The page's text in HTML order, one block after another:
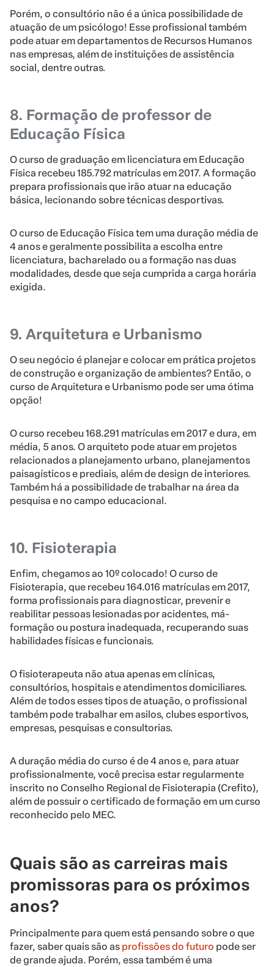
Porém, o consultório não é a única possibilidade de
atuação de um psicólogo! Esse profissional também
pode atuar em departamentos de Recursos Humanos
nas empresas, além de instituições de assistência
social, dentre outras.
8. Formação de professor de
Educação Física
O curso de graduação em licenciatura em Educação
Física recebeu 185.792 matrículas em 2017. A formação
prepara profissionais que irão atuar na educação
básica, lecionando sobre técnicas desportivas.
O curso de Educação Física tem uma duração média de
4 anos e geralmente possibilita a escolha entre
licenciatura, bacharelado ou a formação nas duas
modalidades, desde que seja cumprida a carga horária
exigida.
9. Arquitetura e Urbanismo
O seu negócio é planejar e colocar em prática projetos
de construção e organização de ambientes? Então, o
curso de Arquitetura e Urbanismo pode ser uma ótima
opção!
O curso recebeu 168.291 matrículas em 2017 e dura, em
média, 5 anos. O arquiteto pode atuar em projetos
relacionados a planejamento urbano, planejamentos
paisagísticos e prediais, além de design de interiores.
Também há a possibilidade de trabalhar na área da
pesquisa e no campo educacional.
10. Fisioterapia
Enfim, chegamos ao 10º colocado! O curso de
Fisioterapia, que recebeu 164.016 matrículas em 2017,
forma profissionais para diagnosticar, prevenir e
reabilitar pessoas lesionadas por acidentes, má-
formação ou postura inadequada, recuperando suas
habilidades físicas e funcionais.
O fisioterapeuta não atua apenas em clínicas,
consultórios, hospitais e atendimentos domiciliares.
Além de todos esses tipos de atuação, o profissional
também pode trabalhar em asilos, clubes esportivos,
empresas, pesquisas e consultorias.
A duração média do curso é de 4 anos e, para atuar
profissionalmente, você precisa estar regularmente
inscrito no Conselho Regional de Fisioterapia (Crefito),
além de possuir o certificado de formação em um curso
reconhecido pelo MEC.
Quais são as carreiras mais
promissoras para os próximos
anos?
Principalmente para quem está pensando sobre o que
fazer, saber quais são as profissões do futuro pode ser
de grande ajuda. Porém, essa também é uma